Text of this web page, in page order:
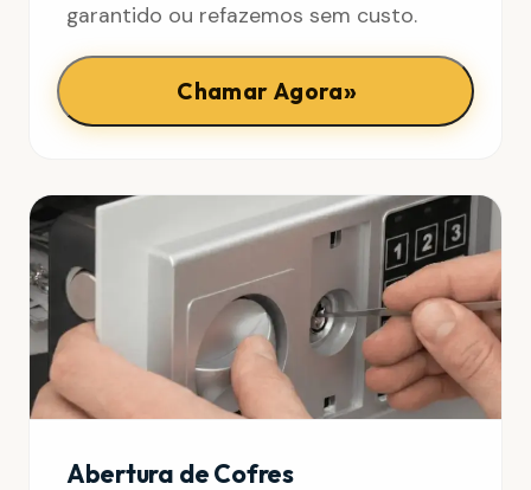
garantido ou refazemos sem custo.
Chamar Agora»
Abertura de Cofres